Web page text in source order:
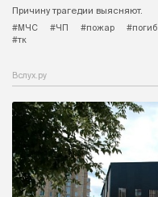
Причину трагедии выясняют.
#МЧС
#ЧП #пожар #погиб
#тк
Вслух.ру